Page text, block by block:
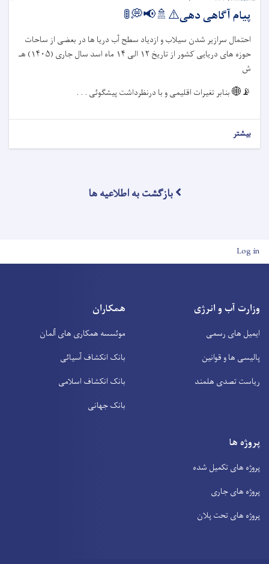
پیام آگاهی دهی⚠️🚿📢💭🚦
احتمال سرازیر شدن سیلاب و ازدیاد سطح آب دریا ها در بعضی از ساحات
حوزه های دریایی کشور از تاریخ ۱۲ الی ۱۴ ماه اسد سال جاری (۱۴۰۵) هـ
ش
📡🌐بنابر تغیرات اقلیمی و با درنظرداشت پیشگوئی . . .
بیشتر
بازگشت به اطلاعیه ها
User account menu
Log in
وزارت آب و انرژی
ایمیل های رسمی
پالیسی ها و قوانین
ریاست تصدی هلمند
همکاران
موئسسه همکاری های آلمان
بانک انکشاف آسیائی
بانک انکشاف اسلامی
بانک جهانی
پروژه ها
پروژه های تکمیل شده
پروژه های جاری
پروژه های تحت پلان